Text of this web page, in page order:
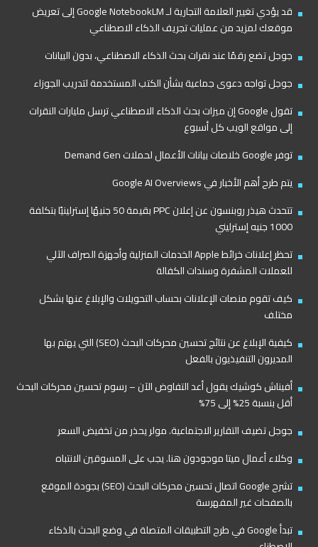
قد يؤدي تغيير العلامة التجارية لـ Google NotebookLM إلى تعريض
موقعك لمزيد من عمليات تجريف الذكاء الاصطناعي
جوجل تضع رقمًا عند نقرات بحث الذكاء الاصطناعي، بدون البيانات
جوجل تواجه دعوى جماعية بشأن الكتب المستخدمة لتدريب الجوزاء
تقول Google إن ميزات بحث الذكاء الاصطناعي ترسل مليارات النقرات
إلى مواقع الويب كل أسبوع
توفر Google خلاصات بيانات الأعمال لحملات Demand Gen
يتم طرح أهم الأخبار في Google AI Overviews
تتحدث هيذر روبنسون عن إعلان PPC بقيمة 50 جنيهًا إسترلينيًا بتكلفة
1000 جنيه إسترليني
تحظر إعلانات خرائط Apple الخدمات المنزلية وأجهزة الصراف الآلي
للعملات المشفرة وسندات الكفالة
كيف تقوم منصات الإعلانات بحساب التحويلات والإبلاغ عنها بشكل
مختلف
كيفية الإبلاغ عن نتائج تحسين محركات البحث (SEO) التي يهتم بها
المديرون التنفيذيون بالفعل
أفيناش كوشيك يقول أعد التفاوض الآن – رسوم تحسين محركات البحث
أقل بنسبة 25% إلى 75%
جوجل تضيف التقارير الاجتماعية. مولر يحذر من تخفيض السعر
وكلاء أعمال ميتا موجودون هنا. يجب على المسوقين الانتباه
تشرح Google اتصال تحسين محركات البحث (SEO) بجودة الموقع
بالصفحات غير المفهرسة
تبدأ Google في طرح التطبيقات المتصلة في وضع البحث بالذكاء